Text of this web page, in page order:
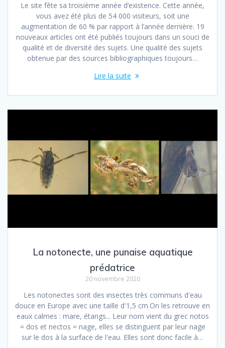
Le site fête sa troisième année d’existence. Cette année,
vous avez été plus de 54 000 visiteurs, soit une
augmentation de 60 % par rapport à l’année dernière. 19
nouveaux articles ont été publiés toujours dans un souci de
qualité et de diversité des sujets. Une qualité des sujets
obtenue par des sources bibliographiques toujours…
Lire la suite
La notonecte, une punaise aquatique
prédatrice
20 novembre 2020
Les notonectes sont des insectes très communs d'eau
douce en Europe avec une taille d'1,5 cm.On les retrouve en
eaux calmes : mare, étangs... Leur nom vient du grec notos
= dos et nectos = nage, elles se distinguent par leur nage
sur le dos à la surface de l'eau. Elles sont donc facile à…